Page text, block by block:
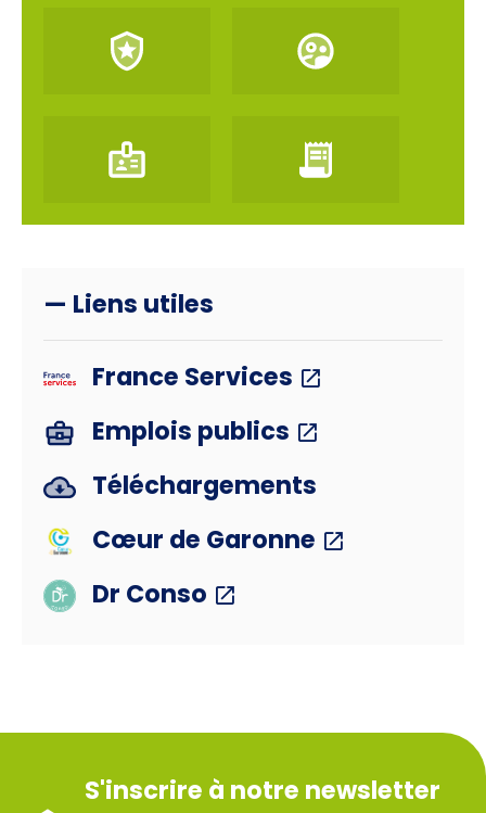
— Liens utiles
France Services
Emplois publics
Téléchargements
Cœur de Garonne
Dr Conso
S'inscrire à notre newsletter